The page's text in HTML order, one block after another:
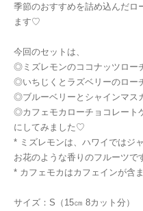
季節のおすすめを詰め込んだロ
ます♡
今回のセットは、
◎ミズレモンのココナッツロー
◎いちじくとラズベリーのロー
◎ブルーベリーとシャインマス
◎カフェモカローチョコレート
にしてみました♡
* ミズレモンは、ハワイではジ
お花のような香りのフルーツで
* カフェモカはカフェインが含ま
サイズ：S（15㎝ 8カット分）